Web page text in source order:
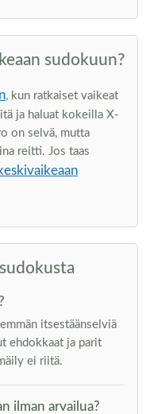
sudokuun?
, kun ratkaiset vaikeat
ja haluat kokeilla X-
on selvä, mutta
reitti. Jos taas
itsestäänselviä
ehdokkaat ja parit
ei riitä.
ilman arvailua?